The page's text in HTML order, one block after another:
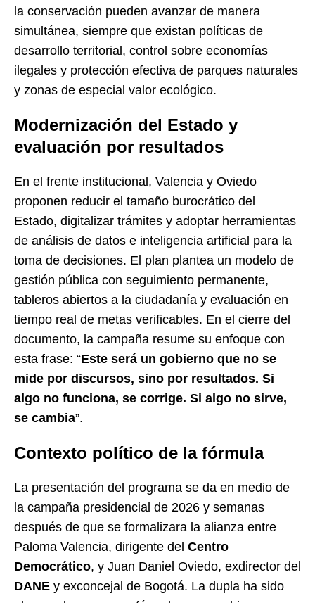
la conservación pueden avanzar de manera
simultánea, siempre que existan políticas de
desarrollo territorial, control sobre economías
ilegales y protección efectiva de parques naturales
y zonas de especial valor ecológico.
Modernización del Estado y
evaluación por resultados
En el frente institucional, Valencia y Oviedo
proponen reducir el tamaño burocrático del
Estado, digitalizar trámites y adoptar herramientas
de análisis de datos e inteligencia artificial para la
toma de decisiones. El plan plantea un modelo de
gestión pública con seguimiento permanente,
tableros abiertos a la ciudadanía y evaluación en
tiempo real de metas verificables. En el cierre del
documento, la campaña resume su enfoque con
esta frase: “Este será un gobierno que no se
mide por discursos, sino por resultados. Si
algo no funciona, se corrige. Si algo no sirve,
se cambia”.
Contexto político de la fórmula
La presentación del programa se da en medio de
la campaña presidencial de 2026 y semanas
después de que se formalizara la alianza entre
Paloma Valencia, dirigente del Centro
Democrático, y Juan Daniel Oviedo, exdirector del
DANE y exconcejal de Bogotá. La dupla ha sido